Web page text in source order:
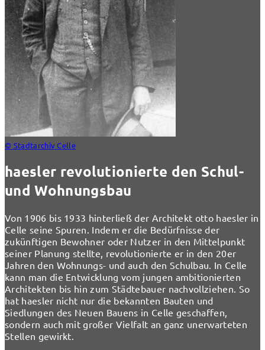
© Stadtarchiv Celle
haesler revolutionierte den Schul-
und Wohnungsbau
Von 1906 bis 1933 hinterließ der Architekt otto haesler in
Celle seine Spuren. Indem er die Bedürfnisse der
zukünftigen Bewohner oder Nutzer in den Mittelpunkt
seiner Planung stellte, revolutionierte er in den 20er
Jahren den Wohnungs- und auch den Schulbau. In Celle
kann man die Entwicklung vom jungen ambitionierten
Architekten bis hin zum Städtebauer nachvollziehen. So
hat haesler nicht nur die bekannten Bauten und
Siedlungen des Neuen Bauens in Celle geschaffen,
sondern auch mit großer Vielfalt an ganz unerwarteten
Stellen gewirkt.